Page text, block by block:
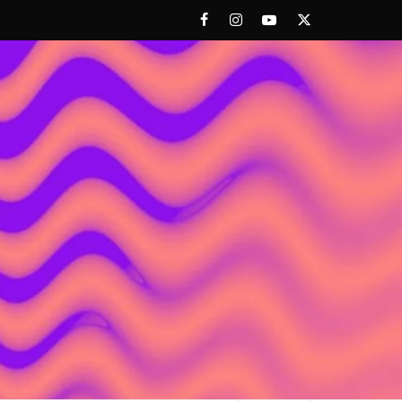
FacebookInstagramYoutubeTwitter